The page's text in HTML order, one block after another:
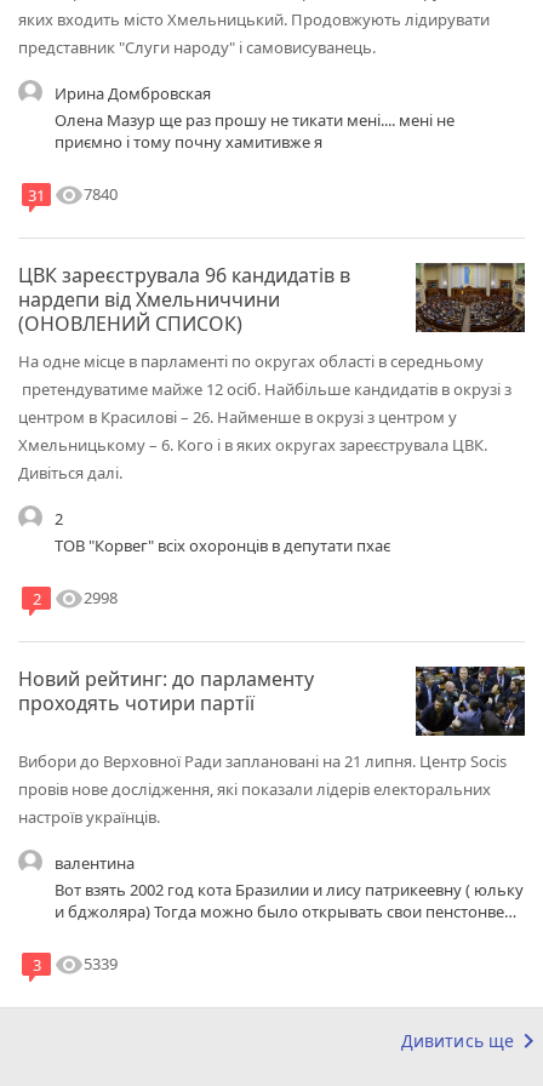
яких входить місто Хмельницький. Продовжують лідирувати
представник "Слуги народу" і самовисуванець.
Ирина Домбровская
Олена Мазур ще раз прошу не тикати мені.... мені не
приємно і тому почну хамитивже я
31 visibility7840
ЦВК зареєструвала 96 кандидатів в
нардепи від Хмельниччини
(ОНОВЛЕНИЙ СПИСОК)
На одне місце в парламенті по округах області в середньому
претендуватиме майже 12 осіб. Найбільше кандидатів в окрузі з
центром в Красилові – 26. Найменше в окрузі з центром у
Хмельницькому – 6. Кого і в яких округах зареєструвала ЦВК.
Дивіться далі.
2
ТОВ "Корвег" всіх охоронців в депутати пхає
2 visibility2998
Новий рейтинг: до парламенту
проходять чотири партії
Вибори до Верховної Ради заплановані на 21 липня. Центр Socis
провів нове дослідження, які показали лідерів електоральних
настроїв українців.
валентина
Вот взять 2002 год кота Бразилии и лису патрикеевну ( юльку
и бджоляра) Тогда можно было открывать свои пенстонве
податка как пп 1 групы ,и все) , страховые компании ( просто
в дпи заяву пишеш на такой род предпр деятельности ),
пенсионные фонды и туда платили , были также открыт
3 visibility5339
Дивитись ще keyboard_arrow_right